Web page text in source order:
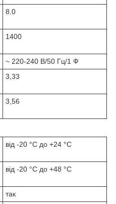
8.0
1400
~ 220-240 В/50 Гц/1 Ф
3,33
3,56
від -20 °C до +24 °C
від -20 °C до +48 °C
так